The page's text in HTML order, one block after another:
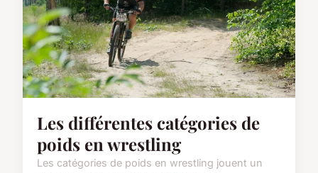
Les différentes catégories de
poids en wrestling
Les catégories de poids en wrestling jouent un